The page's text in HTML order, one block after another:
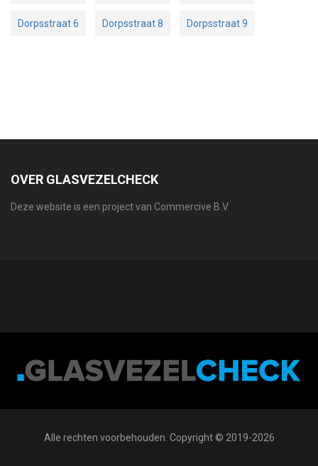
Dorpsstraat 6 Dorpsstraat 8 Dorpsstraat 9
OVER GLASVEZELCHECK
Deze website is een project van Commercive B.V.
Alle rechten voorbehouden. Copyright © 2019-2026